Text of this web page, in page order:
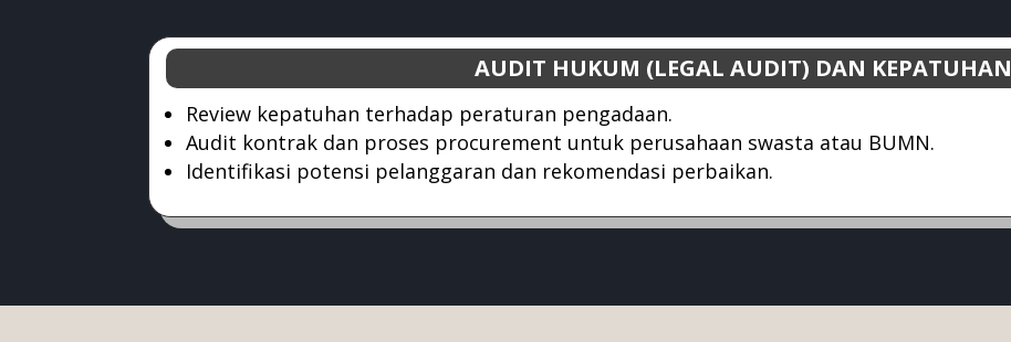
AUDIT HUKUM (LEGAL AUDIT) DAN KEPATUHAN
Review kepatuhan terhadap peraturan pengadaan.
Audit kontrak dan proses procurement untuk perusahaan swasta atau BUMN.
Identifikasi potensi pelanggaran dan rekomendasi perbaikan.